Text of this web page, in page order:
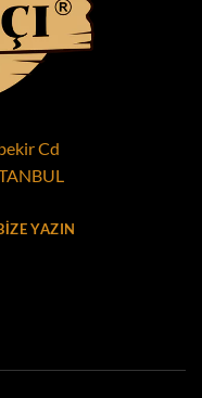
Cd
YAZIN